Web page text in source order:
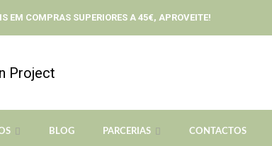
EM COMPRAS SUPERIORES A 45€, APROVEITE!
BLOG PARCERIAS CONTACTOS